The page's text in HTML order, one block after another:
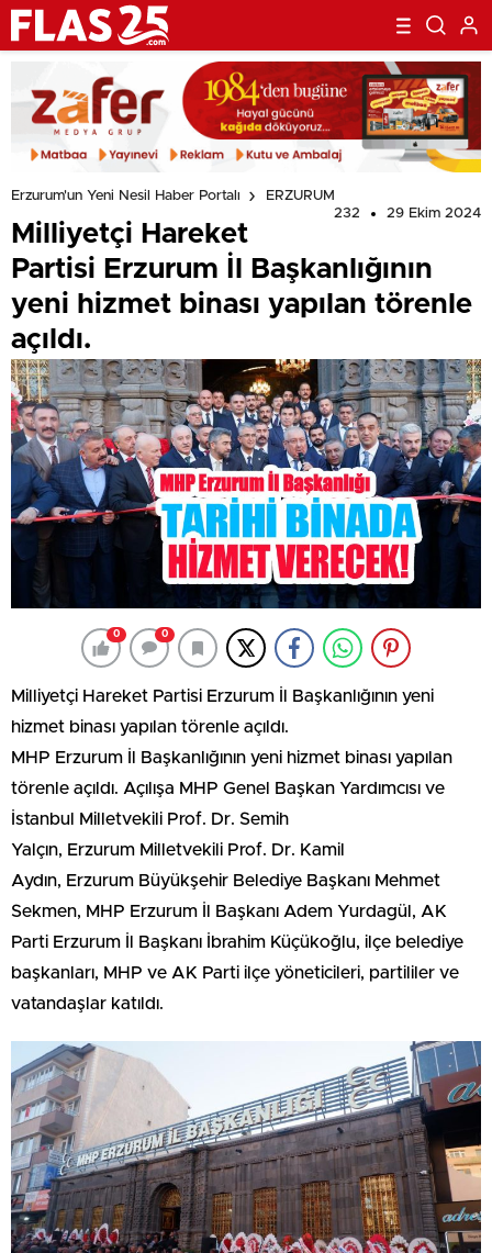
Erzurum'un Yeni Nesil Haber Portalı
ERZURUM
232
29 Ekim 2024
Milliyetçi Hareket
Partisi Erzurum İl Başkanlığının
yeni hizmet binası yapılan törenle
açıldı.
0 0
Milliyetçi Hareket Partisi Erzurum İl Başkanlığının yeni
hizmet binası yapılan törenle açıldı.
MHP Erzurum İl Başkanlığının yeni hizmet binası yapılan
törenle açıldı. Açılışa MHP Genel Başkan Yardımcısı ve
İstanbul Milletvekili Prof. Dr. Semih
Yalçın, Erzurum Milletvekili Prof. Dr. Kamil
Aydın, Erzurum Büyükşehir Belediye Başkanı Mehmet
Sekmen, MHP Erzurum İl Başkanı Adem Yurdagül, AK
Parti Erzurum İl Başkanı İbrahim Küçükoğlu, ilçe belediye
başkanları, MHP ve AK Parti ilçe yöneticileri, partililer ve
vatandaşlar katıldı.